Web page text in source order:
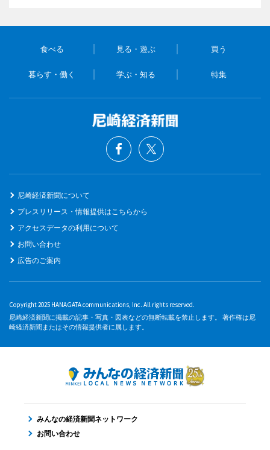
食べる 見る・遊ぶ 買う
暮らす・働く 学ぶ・知る 特集
尼崎経済新聞について
プレスリリース・情報提供はこちらから
アクセスデータの利用について
お問い合わせ
広告のご案内
Copyright 2025 HANAGATA communications, Inc. All rights reserved.
尼崎経済新聞に掲載の記事・写真・図表などの無断転載を禁止します。 著作権は尼
崎経済新聞またはその情報提供者に属します。
みんなの経済新聞ネットワーク
お問い合わせ